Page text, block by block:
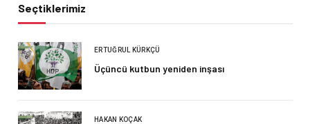
Seçtiklerimiz
ERTUĞRUL KÜRKÇÜ
Üçüncü kutbun yeniden inşası
HAKAN KOÇAK